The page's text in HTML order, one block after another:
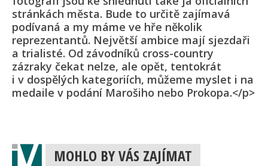
stránkách města. Bude to určitě zajímavá
podívaná a my máme ve hře několik
reprezentantů. Největší ambice mají sjezdaři
a trialisté. Od závodníků cross-country
zázraky čekat nelze, ale opět, tentokrát
i v dospělých kategoriích, můžeme myslet i na
medaile v podání Marošiho nebo Prokopa.</p>
MOHLO BY VÁS ZAJÍMAT